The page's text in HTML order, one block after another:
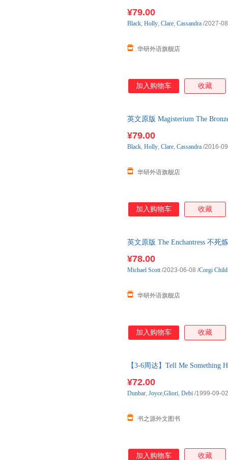
¥79.00
华研外语旗舰店
Black, Holly, Clare, Cassandra /2027-
加入购物车 收藏
英文原版 Magisterium The
¥79.00
华研外语旗舰店
Black, Holly, Clare, Cassandra /2016-
加入购物车 收藏
英文原版 The Enchantress 不
¥78.00
华研外语旗舰店
Michael Scott/2023-06-08 /Corgi
加入购物车 收藏
【3-6周达】Tell Me Something
¥72.00
书之源外文图书
Dunbar, Joyce,Gliori, Debi /1999-09-02
加入购物车 收藏